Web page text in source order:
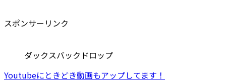
スポンサーリンク
ダックスバックドロップ
Youtubeにときどき動画もアップしてます！